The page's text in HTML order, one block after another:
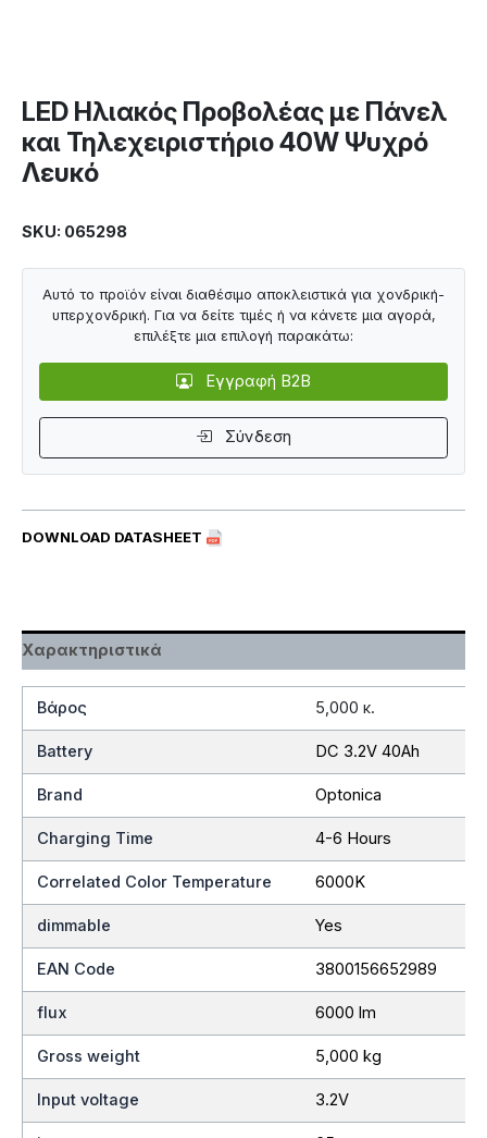
LED Ηλιακός Προβολέας με Πάνελ
και Τηλεχειριστήριο 40W Ψυχρό
Λευκό
SKU: 065298
DOWNLOAD DATASHEET
Αυτό το προϊόν είναι διαθέσιμο αποκλειστικά για χονδρική-
υπερχονδρική. Για να δείτε τιμές ή να κάνετε μια αγορά,
επιλέξτε μια επιλογή παρακάτω:
Εγγραφή B2B
Σύνδεση
Χαρακτηριστικά
Βάρος 5,000 κ.
Battery DC 3.2V 40Ah
Brand Optonica
Charging Time 4-6 Hours
Correlated Color Temperature 6000K
dimmable Yes
EAN Code 3800156652989
flux 6000 lm
Gross weight 5,000 kg
Input voltage 3.2V